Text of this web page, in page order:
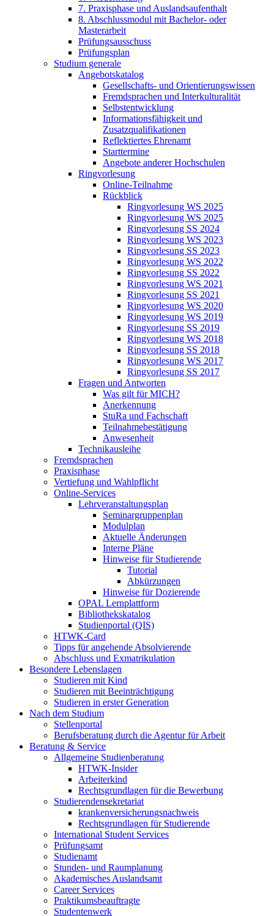
7. Praxisphase und Auslandsaufenthalt
8. Abschlussmodul mit Bachelor- oder
Masterarbeit
Prüfungsausschuss
Prüfungsplan
Studium generale
Angebotskatalog
Gesellschafts- und Orientierungswissen
Fremdsprachen und Interkulturalität
Selbstentwicklung
Informationsfähigkeit und
Zusatzqualifikationen
Reflektiertes Ehrenamt
Starttermine
Angebote anderer Hochschulen
Ringvorlesung
Online-Teilnahme
Rückblick
Ringvorlesung WS 2025
Ringvorlesung WS 2025
Ringvorlesung SS 2024
Ringvorlesung WS 2023
Ringvorlesung SS 2023
Ringvorlesung WS 2022
Ringvorlesung SS 2022
Ringvorlesung WS 2021
Ringvorlesung SS 2021
Ringvorlesung WS 2020
Ringvorlesung WS 2019
Ringvorlesung SS 2019
Ringvorlesung WS 2018
Ringvorlesung SS 2018
Ringvorlesung WS 2017
Ringvorlesung SS 2017
Fragen und Antworten
Was gilt für MICH?
Anerkennung
StuRa und Fachschaft
Teilnahmebestätigung
Anwesenheit
Technikausleihe
Fremdsprachen
Praxisphase
Vertiefung und Wahlpflicht
Online-Services
Lehrveranstaltungsplan
Seminargruppenplan
Modulplan
Aktuelle Änderungen
Interne Pläne
Hinweise für Studierende
Tutorial
Abkürzungen
Hinweise für Dozierende
OPAL Lernplattform
Bibliothekskatalog
Studienportal (QIS)
HTWK-Card
Tipps für angehende Absolvierende
Abschluss und Exmatrikulation
Besondere Lebenslagen
Studieren mit Kind
Studieren mit Beeinträchtigung
Studieren in erster Generation
Nach dem Studium
Stellenportal
Berufsberatung durch die Agentur für Arbeit
Beratung & Service
Allgemeine Studienberatung
HTWK-Insider
Arbeiterkind
Rechtsgrundlagen für die Bewerbung
Studierendensekretariat
krankenversicherungsnachweis
Rechtsgrundlagen für Studierende
International Student Services
Prüfungsamt
Studienamt
Stunden- und Raumplanung
Akademisches Auslandsamt
Career Services
Praktikumsbeauftragte
Studentenwerk